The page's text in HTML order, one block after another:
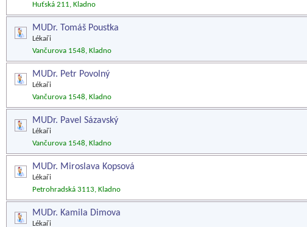
Huťská 211, Kladno
MUDr. Tomáš Poustka
Lékaři
Vančurova 1548, Kladno
MUDr. Petr Povolný
Lékaři
Vančurova 1548, Kladno
MUDr. Pavel Sázavský
Lékaři
Vančurova 1548, Kladno
MUDr. Miroslava Kopsová
Lékaři
Petrohradská 3113, Kladno
MUDr. Kamila Dimova
Lékaři